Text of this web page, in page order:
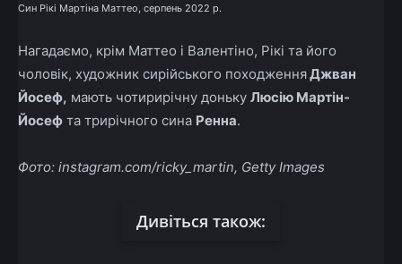
Син Рікі Мартіна Маттео, серпень 2022 р.
Нагадаємо, крім Маттео і Валентіно, Рікі та його
чоловік, художник сирійського походженняДжван
Йосеф, мають чотирирічну доньку Люсію Мартін-
Йосеф та трирічного сина Ренна.
Фото: instagram.com/ricky_martin, Getty Images
Дивіться також: